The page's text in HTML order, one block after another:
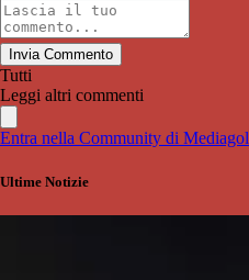
Invia Commento
Tutti
Leggi altri commenti
Entra nella Community di Mediagol
Ultime Notizie